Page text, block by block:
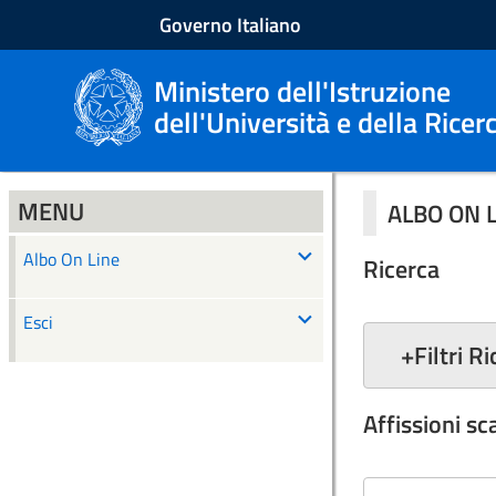
Governo Italiano
Ministero dell'Istruzione
dell'Università e della
MENU
Albo On Line
Esci
ALBO ON
Ricerca
+Filtri
Affissioni